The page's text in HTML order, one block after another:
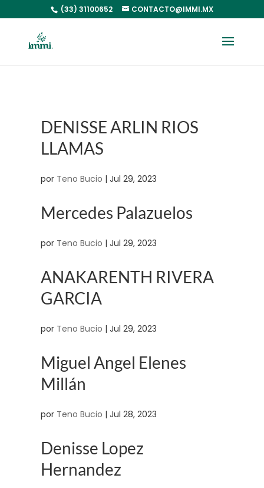
(33) 31100652 CONTACTO@IMMI.MX
DENISSE ARLIN RIOS
LLAMAS
por Teno Bucio | Jul 29, 2023
Mercedes Palazuelos
por Teno Bucio | Jul 29, 2023
ANAKARENTH RIVERA
GARCIA
por Teno Bucio | Jul 29, 2023
Miguel Angel Elenes
Millán
por Teno Bucio | Jul 28, 2023
Denisse Lopez
Hernandez